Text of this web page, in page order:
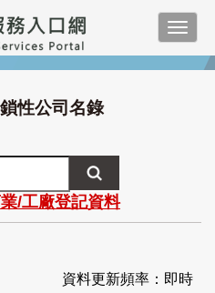
性公司名錄
/工廠登記資料
資料更新頻率：即時